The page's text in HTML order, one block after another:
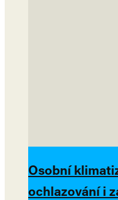
Osobní
ochlazování i